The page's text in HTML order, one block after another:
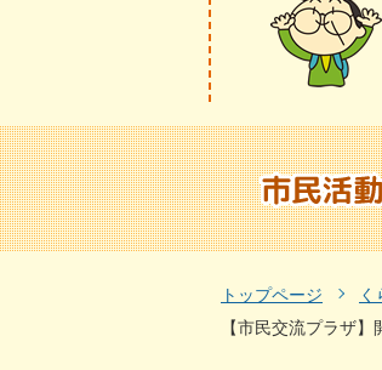
トップページ く
【市民交流プラザ